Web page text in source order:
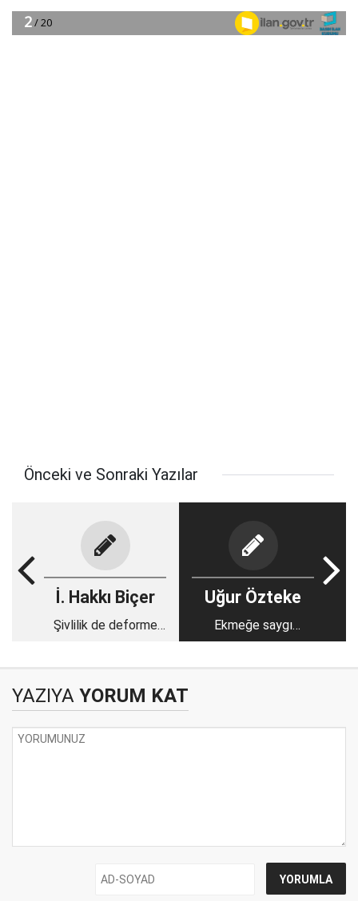
Önceki ve Sonraki Yazılar
İ. Hakkı Biçer
Şivlilik de deforme
Uğur Özteke
Ekmeğe saygı
gösterebilir miyiz?
YAZIYA YORUM KAT